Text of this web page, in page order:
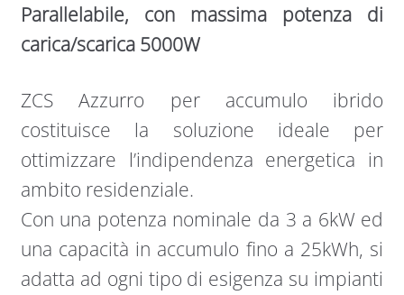
Parallelabile, con massima potenza di
carica/scarica 5000W
ZCS Azzurro per accumulo ibrido
costituisce la soluzione ideale per
ottimizzare l’indipendenza energetica in
ambito residenziale.
Con una potenza nominale da 3 a 6kW ed
una capacità in accumulo fino a 25kWh, si
adatta ad ogni tipo di esigenza su impianti